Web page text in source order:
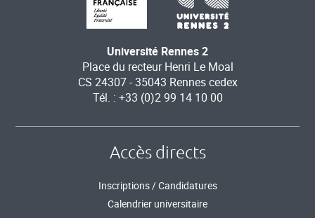
Université Rennes 2
Place du recteur Henri Le Moal
CS 24307 - 35043 Rennes cedex
Tél. : +33 (0)2 99 14 10 00
Accès directs
Inscriptions / Candidatures
Calendrier universitaire